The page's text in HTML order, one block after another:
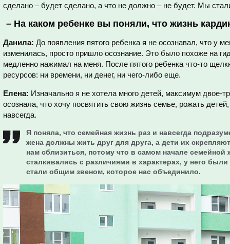
сделано – будет сделано, а что не должно – не будет. Мы
– На каком ребенке вы поняли, что жизнь
Данила: До появления пятого ребенка я не осознавал, что у
изменилась, просто пришло осознание. Это было похоже на
медленно нажимал на меня. После пятого ребенка что-то
ресурсов: ни времени, ни денег, ни чего-либо еще.
Елена: Изначально я не хотела много детей, максимум двое-
осознала, что хочу посвятить свою жизнь семье, рожать
навсегда.
Я поняла, что семейная жизнь раз и навсегда
жена должны жить друг для друга, а дети их
нам сблизиться, потому что в самом начале
сталкивались с различиями в характерах, у него
стали общим звеном, которое нас объединило.